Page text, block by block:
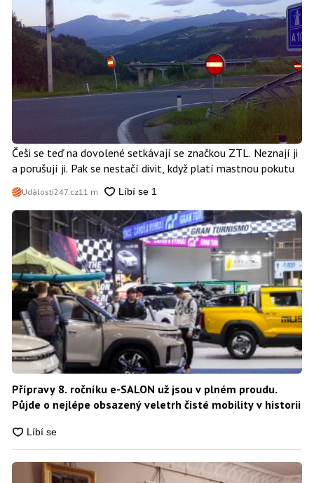
Češi se teď na dovolené setkávají se značkou ZTL. Neznají ji
a porušují ji. Pak se nestačí divit, když platí mastnou pokutu
Události247.cz11 m
Přípravy 8. ročníku e-SALON už jsou v plném proudu.
Půjde o nejlépe obsazený veletrh čisté mobility v historii